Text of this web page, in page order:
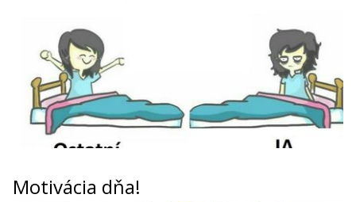
Motivácia dňa!